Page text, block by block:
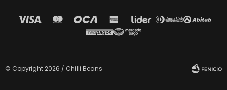
© Copyright 2026 / Chilli Beans